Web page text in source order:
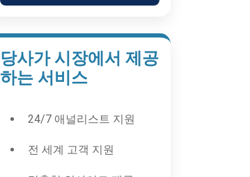
당사가 시장에서 제공
하는 서비스
24/7 애널리스트 지원
전 세계 고객 지원